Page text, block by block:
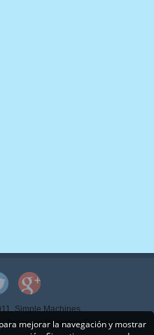
,Simple Machines
Todos los Derechos Reservados.
mejorar la navegación y mostrar